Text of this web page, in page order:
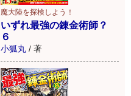
魔大陸を探検しよう！
いずれ最強の錬金術師？
６
小狐丸 / 著